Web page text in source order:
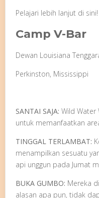
Pelajari lebih lanjut di sini!
Camp V-Bar
Dewan Louisiana
Perkinston, Mississippi
SANTAI SAJA: Wild
untuk memanfaatkan
TINGGAL TERLAMBAT:
menampilkan sesuatu
api unggun pada Jumat
BUKA GUMBO: Mereka
alasan apa pun, tidak